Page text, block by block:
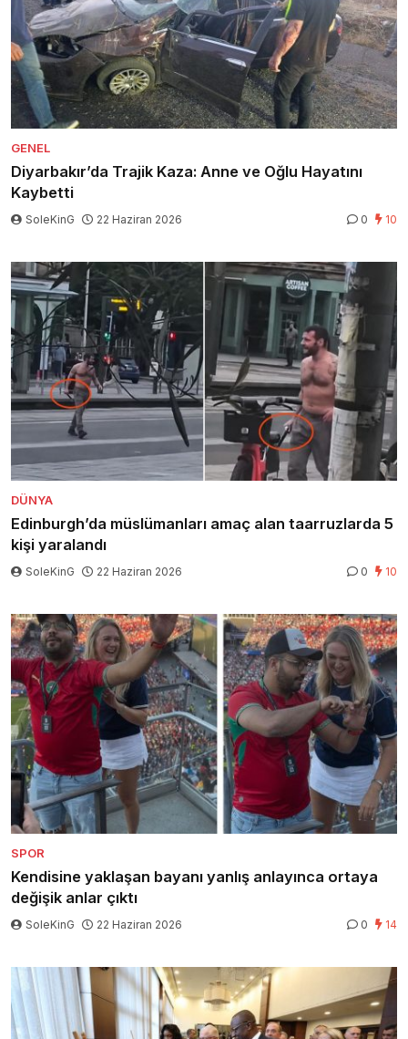
GENEL
Diyarbakır’da Trajik Kaza: Anne ve Oğlu Hayatını
Kaybetti
SoleKinG 22 Haziran 2026 0 10
DÜNYA
Edinburgh’da müslümanları amaç alan taarruzlarda 5
kişi yaralandı
SoleKinG 22 Haziran 2026 0 10
SPOR
Kendisine yaklaşan bayanı yanlış anlayınca ortaya
değişik anlar çıktı
SoleKinG 22 Haziran 2026 0 14